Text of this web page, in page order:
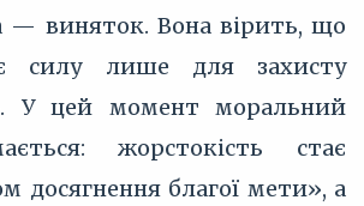
— виняток. Вона вірить, що
силу лише для захисту
У цей момент моральний
жорстокість стає
досягнення благої мети», а